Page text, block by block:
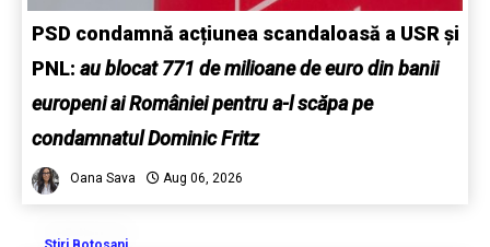
PSD condamnă acțiunea scandaloasă a USR și
PNL: au blocat 771 de milioane de euro din banii
europeni ai României pentru a-l scăpa pe
condamnatul Dominic Fritz
Oana Sava Aug 06, 2026